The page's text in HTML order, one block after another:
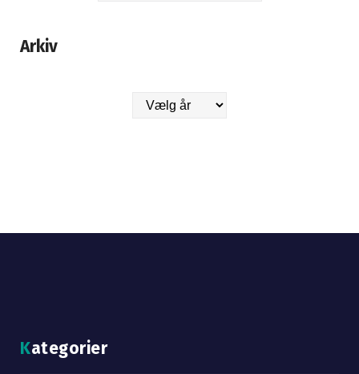
Arkiv
Kategorier